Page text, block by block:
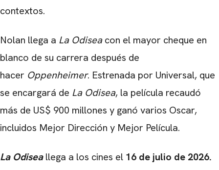
contextos.
Nolan llega a La Odiseacon el mayor cheque en
blanco de su carrera después de
hacer Oppenheimer. Estrenada por Universal, que
se encargará de La Odisea, la película recaudó
más de US$ 900 millones y ganó varios Oscar,
incluidos Mejor Dirección y Mejor Película.
La Odiseallega a los cines el 16 de julio de 2026.